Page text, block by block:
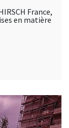
France,
en matière